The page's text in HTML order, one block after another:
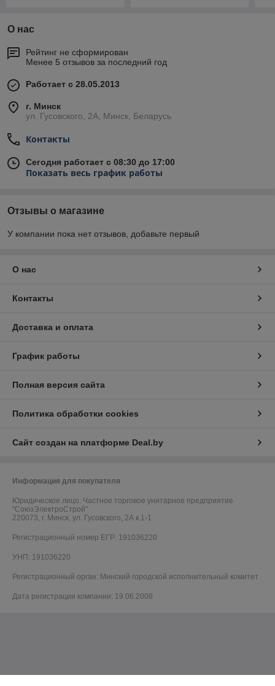
О нас
Рейтинг не сформирован
Менее 5 отзывов за последний год
Работает с 28.05.2013
г. Минск
ул. Гусовского, 2А, Минск, Беларусь
Контакты
Сегодня работает с 08:30 до 17:00
Показать весь график работы
Отзывы о магазине
У компании пока нет отзывов, добавьте первый
О нас
Контакты
Доставка и оплата
График работы
Полная версия сайта
Политика обработки cookies
Сайт создан на платформе Deal.by
Информация для покупателя
Юридическое лицо: Частное торговое унитарное предприятие
"СоюзЭлектроСтрой"
220073, г. Минск, ул. Гусовского, 2А к.1-1
Регистрационный номер ЕГР: 191036220
УНП: 191036220
Регистрационный орган: Минский городской исполнительный комитет
Дата регистрации компании: 19.06.2008